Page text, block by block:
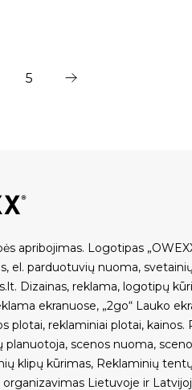
5
apribojimas. Logotipas
, el. parduotuvių nuoma,
. Dizainas, reklama, logotipų
ekranuose, „2go“ Lauko
plotai, reklaminiai plotai, kainos.
planuotoja, scenos nuoma,
klipų kūrimas, Reklaminių
Lietuvoje ir